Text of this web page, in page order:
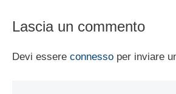
Lascia un commento
Devi essere connesso per inviare